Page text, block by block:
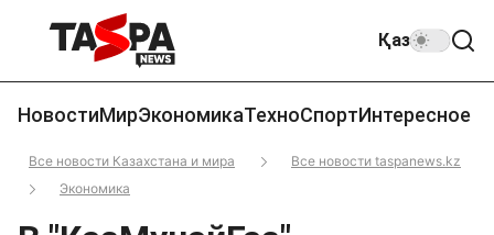
Қаз
НовостиМирЭкономикаТехноСпортИнтересное
Все новости Казахстана и мира
Все новости taspanews.kz
Экономика